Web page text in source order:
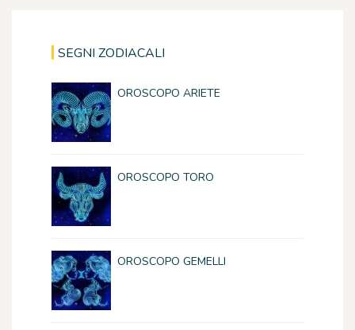
SEGNI ZODIACALI
OROSCOPO ARIETE
OROSCOPO TORO
OROSCOPO GEMELLI